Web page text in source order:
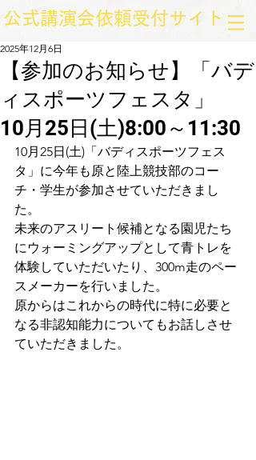
​公式講演会依頼受付サイト
【参加のお知らせ】「バデ
ィスポーツフェスタ」
10月25日(土)8:00～11:30
2025年12月6日
10月25日(土)「バディスポーツフェス
タ」に今年も原と陸上競技部のコー
チ・学生が参加させていただきまし
た。
未来のアスリート候補となる園児たち
にウォーミングアップとして青トレを
体験していただいたり、300m走のペー
スメーカーを行いました。
原からはこれからの時代に特に必要と
なる非認知能力についてもお話しさせ
ていただきました。